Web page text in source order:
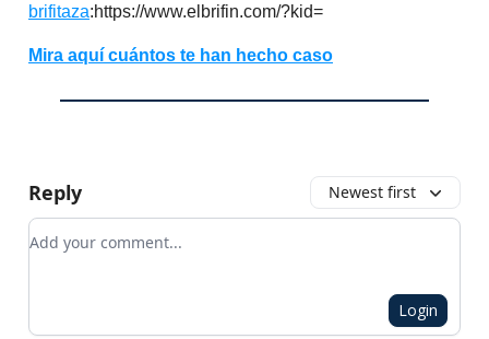
brifitaza:https://www.elbrifin.com/?kid=
Mira aquí cuántos te han hecho caso
Reply Newest first
Add your comment
Login